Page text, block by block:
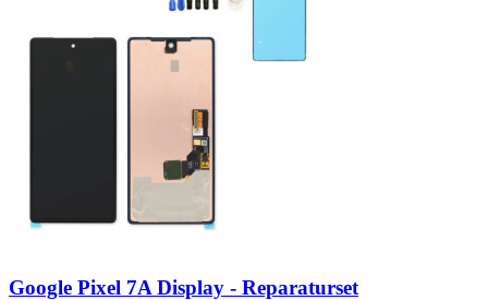
Google Pixel 7A Display - Reparaturset